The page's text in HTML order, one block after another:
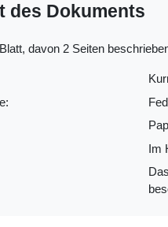
des Dokuments
davon 2 Seiten
Im